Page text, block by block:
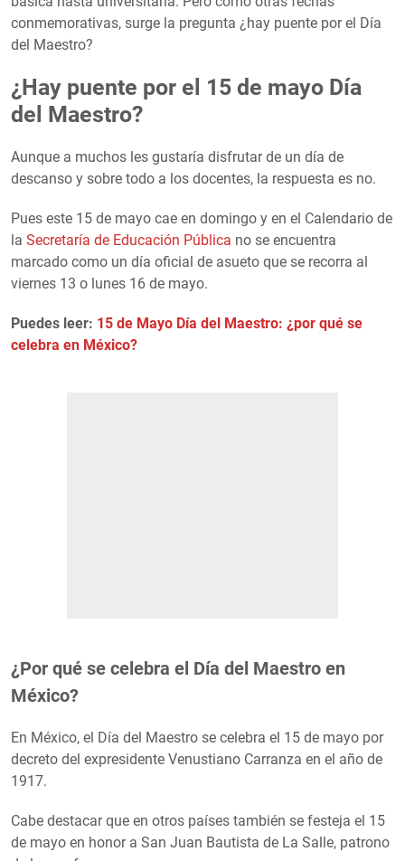
conmemorativas, surge la pregunta ¿hay puente por el Día
del Maestro?
¿Hay puente por el 15 de mayo Día
del Maestro?
Aunque a muchos les gustaría disfrutar de un día de
descanso y sobre todo a los docentes, la respuesta es no.
Pues este 15 de mayo cae en domingo y en el Calendario de
la Secretaría de Educación Pública no se encuentra
marcado como un día oficial de asueto que se recorra al
viernes 13 o lunes 16 de mayo.
Puedes leer: 15 de Mayo Día del Maestro: ¿por qué se
celebra en México?
¿Por qué se celebra el Día del Maestro en
México?
En México, el Día del Maestro se celebra el 15 de mayo por
decreto del expresidente Venustiano Carranza en el año de
1917.
Cabe destacar que en otros países también se festeja el 15
de mayo en honor a San Juan Bautista de La Salle, patrono